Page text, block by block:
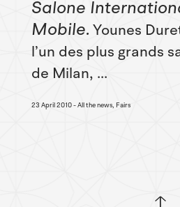
Salone
Mobile Younes
l’un des plus grands
de Milan, ...
23 April 2010 All the news, Fairs